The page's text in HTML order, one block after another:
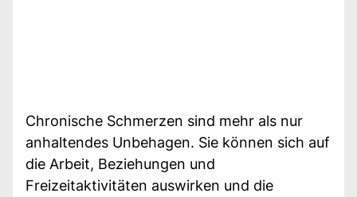
Chronische Schmerzen sind mehr als nur
anhaltendes Unbehagen. Sie können sich auf
die Arbeit, Beziehungen und
Freizeitaktivitäten auswirken und die